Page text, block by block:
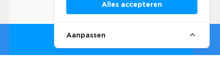
Alles accepteren
Aanpassen